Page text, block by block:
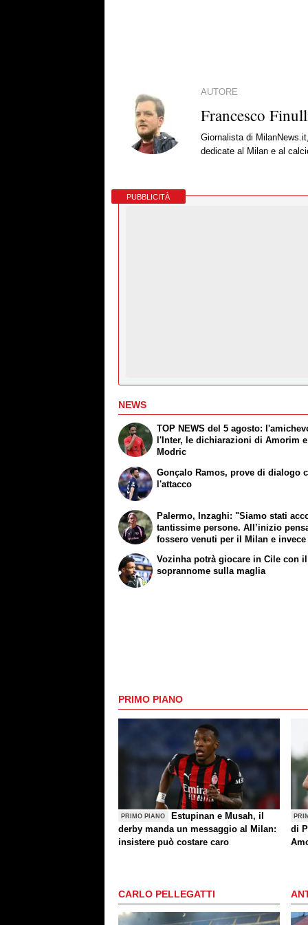
AUTORE
Francesco
Giornalista di
dedicate al Milan e al
PUBBLICITÀ
NEWS
TOP NEWS del 5 agosto:
l'Inter, le dichiarazioni di Amorim e
Modric
Gonçalo Ramos, prove di dialogo
l'attacco
Palermo, Inzaghi: "Siamo stati
tantissime persone. All’inizio
fossero venuti per il Milan e invece
Vozinha potrà giocare in Cile con
soprannome sulla maglia
PRIMO PIANO
PRIMO PIANO
Estupinan e Musah, il
derby manda un messaggio al Milan:
insistere può costare caro
di
CARLO PELLEGATTI